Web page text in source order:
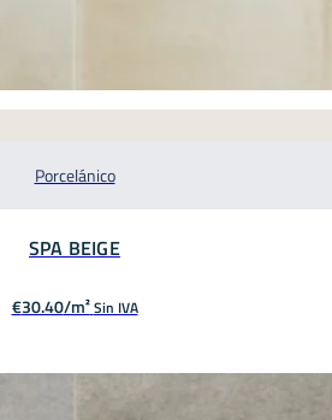
Porcelánico
SPA BEIGE
€30.40 Sin IVA